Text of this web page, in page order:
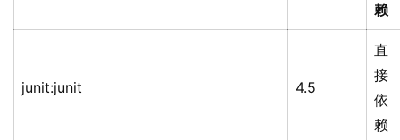
赖
junit:junit 4.5
直
接
依
赖